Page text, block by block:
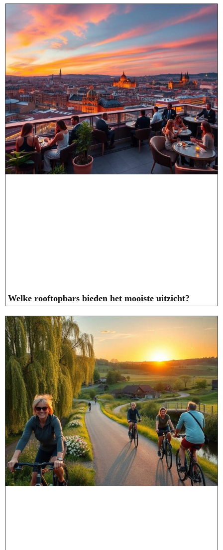
Welke rooftopbars bieden het mooiste uitzicht?